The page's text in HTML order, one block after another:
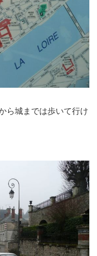
ら城までは歩いて行け